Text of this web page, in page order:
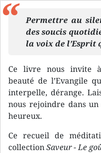
Permettre au
des soucis
la voix de l’Esprit
Ce livre nous invite
beauté de l’Evangile
interpelle, dérange.
nous rejoindre dans
heureux.
Ce recueil de
collectionSaveur - Le